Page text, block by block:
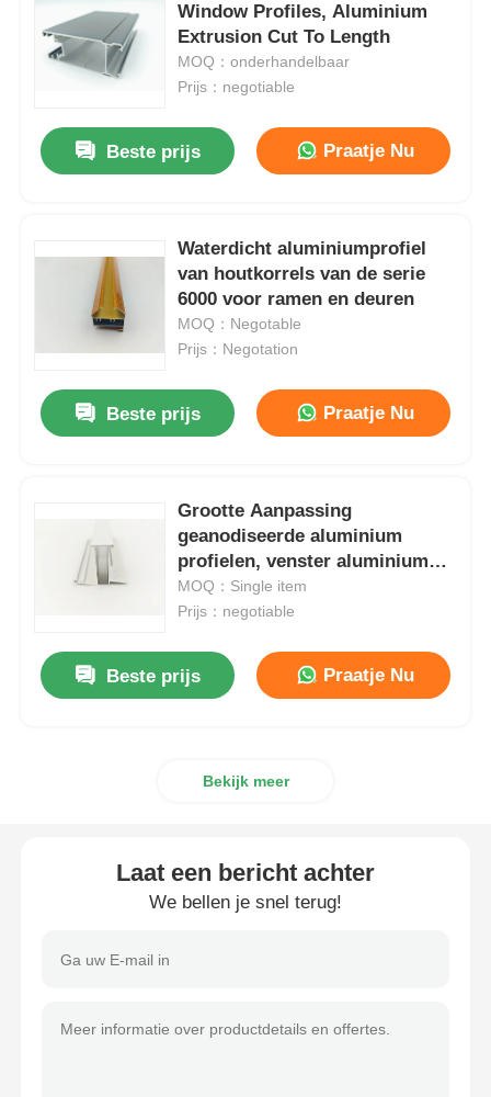
Thuis
Producten
Window Profiles, Aluminium
Extrusion Cut To Length
MOQ：onderhandelbaar
Prijs：negotiable
Beste prijs Praatje Nu
Waterdicht aluminiumprofiel
van houtkorrels van de serie
6000 voor ramen en deuren
MOQ：Negotable
Prijs：Negotation
Beste prijs Praatje Nu
Grootte Aanpassing
geanodiseerde aluminium
profielen, venster aluminium
extrusie gesneden naar lengte
MOQ：Single item
Prijs：negotiable
Beste prijs Praatje Nu
Bekijk meer
Laat een bericht achter
We bellen je snel terug!